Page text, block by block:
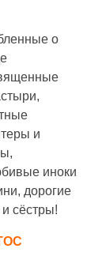
о
и
иноки
дорогие
и сёстры!